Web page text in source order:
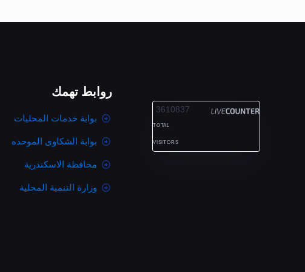
3610837
TOTAL
VISITORS
روابط تهمك
بوابة خدمات المحليات
بوابة الشكاوى الموحده
محافظة الاسكندرية
وزارة التنمية المحلية